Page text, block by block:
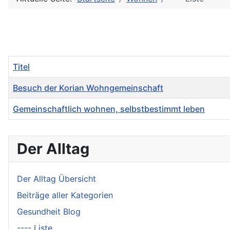
Der Alltag
Der Alltag Übersicht
Beiträge aller Kategorien
Gesundheit Blog
---- Liste
Titel
Besuch der Korian Wohngemeinschaft
Gemeinschaftlich wohnen, selbstbestimmt leben